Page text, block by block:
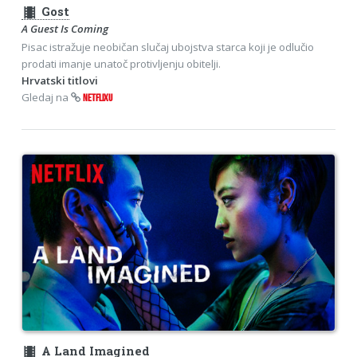
theaters Gost
A Guest Is Coming
Pisac istražuje neobičan slučaj ubojstva starca koji je odlučio
prodati imanje unatoč protivljenju obitelji.
Hrvatski titlovi
Gledaj na
NETFLIXU
theaters A Land Imagined